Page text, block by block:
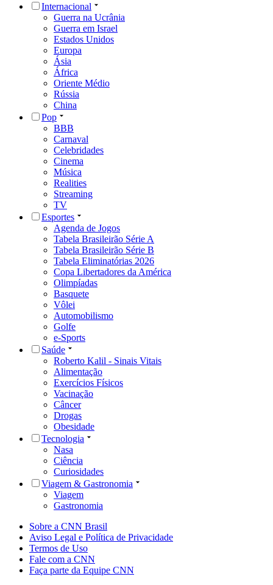
Internacional
Guerra na Ucrânia
Guerra em Israel
Estados Unidos
Europa
Ásia
África
Oriente Médio
Rússia
China
Pop
BBB
Carnaval
Celebridades
Cinema
Música
Realities
Streaming
TV
Esportes
Agenda de Jogos
Tabela Brasileirão Série A
Tabela Brasileirão Série B
Tabela Eliminatórias 2026
Copa Libertadores da América
Olimpíadas
Basquete
Vôlei
Automobilismo
Golfe
e-Sports
Saúde
Roberto Kalil - Sinais Vitais
Alimentação
Exercícios Físicos
Vacinação
Câncer
Drogas
Obesidade
Tecnologia
Nasa
Ciência
Curiosidades
Viagem & Gastronomia
Viagem
Gastronomia
Sobre a CNN Brasil
Aviso Legal e Política de Privacidade
Termos de Uso
Fale com a CNN
Faça parte da Equipe CNN